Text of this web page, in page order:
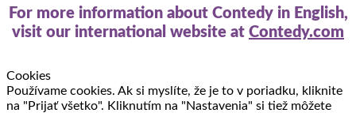
For more information about Contedy in English,
visit our international website at Contedy.com
Cookies
Používame cookies. Ak si myslíte, že je to v poriadku, kliknite
na "Prijať všetko". Kliknutím na "Nastavenia" si tiež môžete